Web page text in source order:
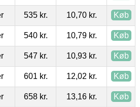
535 kr. 10,70 kr. Køb
540 kr. 10,79 kr. Køb
547 kr. 10,93 kr. Køb
601 kr. 12,02 kr. Køb
658 kr. 13,16 kr. Køb